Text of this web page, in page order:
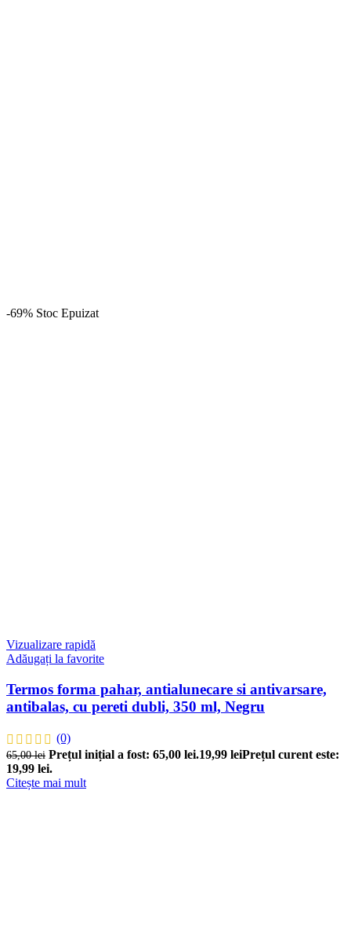
-69% Stoc Epuizat
Vizualizare rapidă
Adăugați la favorite
Termos forma pahar, antialunecare si antivarsare,
antibalas, cu pereti dubli, 350 ml, Negru
(0)
65,00lei Prețul inițial a fost: 65,00 lei.19,99 leiPrețul curent este:
19,99 lei.
Citește mai mult